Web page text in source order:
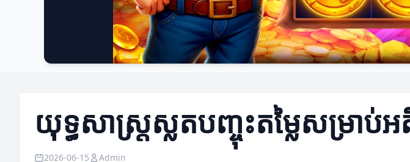
យុទ្ធសាស្ត្រស្លតបញ្ចុះតម្លៃសម្រាប់
2026-06-15 Admin